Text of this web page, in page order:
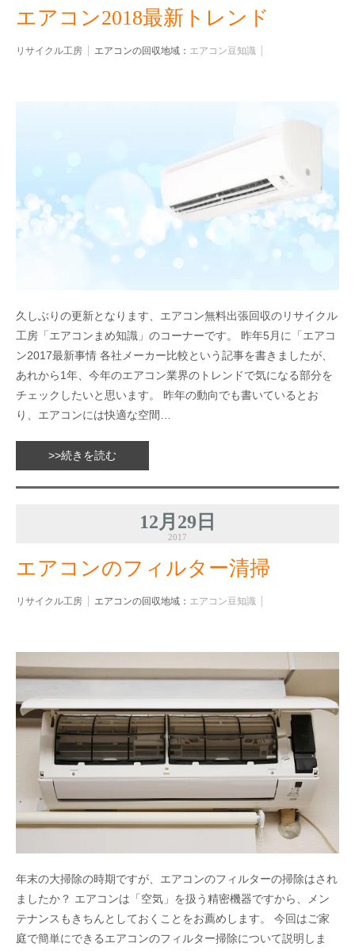
エアコン2018最新トレンド
リサイクル工房 エアコンの回収地域： エアコン豆知識
久しぶりの更新となります、エアコン無料出張回収のリサイクル
工房「エアコンまめ知識」のコーナーです。 昨年5月に「エアコ
ン2017最新事情 各社メーカー比較という記事を書きましたが、
あれから1年、今年のエアコン業界のトレンドで気になる部分を
チェックしたいと思います。 昨年の動向でも書いているとお
り、エアコンには快適な空間…
>>続きを読む
12月29日
2017
エアコンのフィルター清掃
リサイクル工房 エアコンの回収地域： エアコン豆知識
年末の大掃除の時期ですが、エアコンのフィルターの掃除はされ
ましたか？ エアコンは「空気」を扱う精密機器ですから、メン
テナンスもきちんとしておくことをお薦めします。 今回はご家
庭で簡単にできるエアコンのフィルター掃除について説明しま